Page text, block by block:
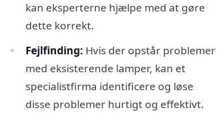
kan eksperterne hjælpe med at gøre
dette korrekt.
Fejlfinding: Hvis der opstår problemer
med eksisterende lamper, kan et
specialistfirma identificere og løse
disse problemer hurtigt og effektivt.